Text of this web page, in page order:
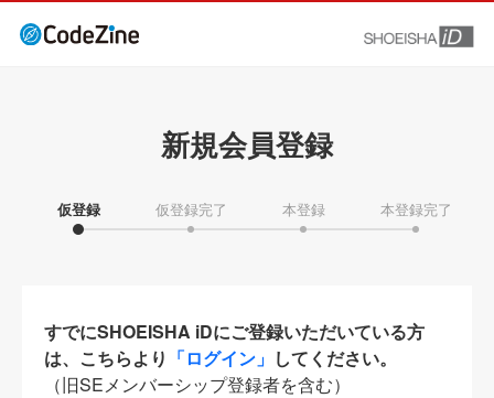
新規会員登録
仮登録 仮登録完了 本登録 本登録完了
すでにSHOEISHA iDにご登録いただいている方
は、こちらより 「ログイン」 してください。
（旧SEメンバーシップ登録者を含む）